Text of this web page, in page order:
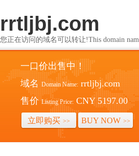
rrtljbj.com
您正在访问的域名可以转让!This domain
一口价出售中！
域名 Domain Name: rrtljbj.com
售价 Listing Price: CNY 5197.00
立即购买 >> BUY NOW >>